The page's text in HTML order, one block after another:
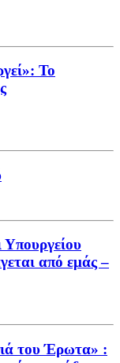
Το
Υπουργείου
από εμάς –
του Έρωτα» :